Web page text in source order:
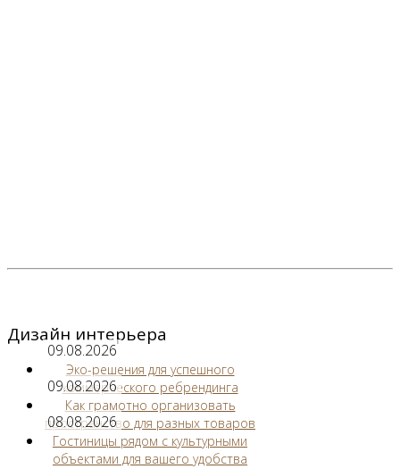
Дизайн интерьера
09.08.2026
Эко-решения для успешного
коммерческого ребрендинга
09.08.2026
Как грамотно организовать
пространство для разных товаров
08.08.2026
Гостиницы рядом с культурными
объектами для вашего удобства